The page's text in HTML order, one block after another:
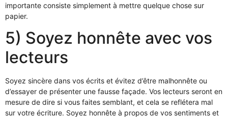
importante consiste simplement à mettre quelque chose sur
papier.
5) Soyez honnête avec vos
lecteurs
Soyez sincère dans vos écrits et évitez d’être malhonnête ou
d’essayer de présenter une fausse façade. Vos lecteurs seront en
mesure de dire si vous faites semblant, et cela se reflétera mal
sur votre écriture. Soyez honnête à propos de vos sentiments et